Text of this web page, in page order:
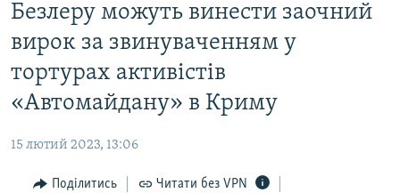
основного
матеріалу
Перейти
до
основної
Перейти
ВОДА.КРИМ
ВІДЕО ТА ФОТО
ПОЛІТИКА
ІНТЕРВ'Ю
Безлеру можуть винести заочний
вирок за звинуваченням у
тортурах активістів
«Автомайдану» в Криму
15 лютий 2023, 13:06
Поділитись Читати без VPN